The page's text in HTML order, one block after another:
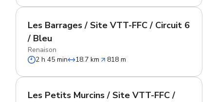
Les Barrages / Site VTT-FFC / Circuit 6
/ Bleu
Renaison
2 h 45 min
18.7 km 818 m
Les Petits Murcins / Site VTT-FFC /